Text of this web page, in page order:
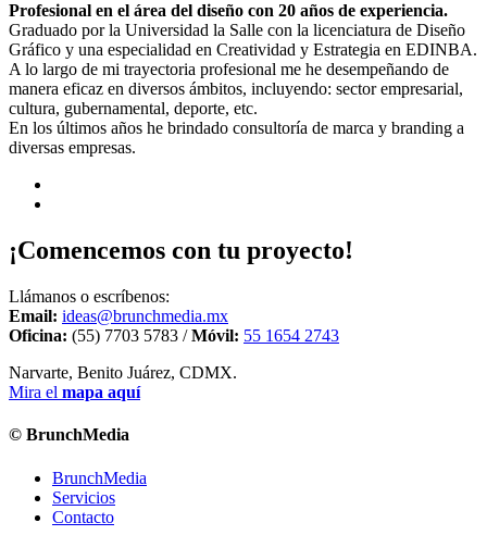
Profesional en el área del diseño con 20 años de experiencia.
Graduado por la Universidad la Salle con la licenciatura de Diseño
Gráfico y una especialidad en Creatividad y Estrategia en EDINBA.
A lo largo de mi trayectoria profesional me he desempeñando de
manera eficaz en diversos ámbitos, incluyendo: sector empresarial,
cultura, gubernamental, deporte, etc.
En los últimos años he brindado consultoría de marca y branding a
diversas empresas.
¡Comencemos con tu proyecto!
Llámanos o escríbenos:
Email: ideas@brunchmedia.mx
Oficina: (55) 7703 5783 /Móvil: 55 1654 2743
Narvarte, Benito Juárez, CDMX.
Mira el mapa aquí
© BrunchMedia
BrunchMedia
Servicios
Contacto